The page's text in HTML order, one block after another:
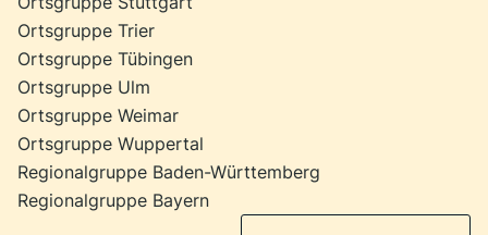
Ortsgruppe Trier
Ortsgruppe Tübingen
Ortsgruppe Ulm
Ortsgruppe Weimar
Ortsgruppe Wuppertal
Regionalgruppe Baden-Württemberg
Regionalgruppe Bayern